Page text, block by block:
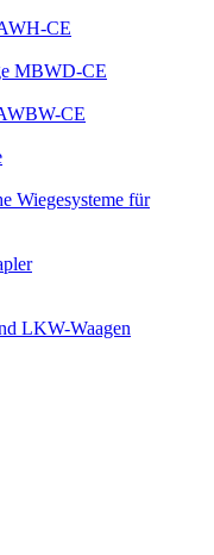
CE
MBWD-CE
CE
Wiegesysteme für
LKW-Waagen